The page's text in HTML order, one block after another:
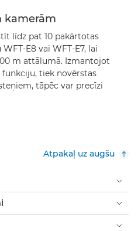
kamerām
līdz pat 10 pakārtotas
E8 vai WFT-E7, lai
m attālumā. Izmantojot
funkciju, tiek novērstas
tāpēc var precīzi
Atpakaļ uz augšu